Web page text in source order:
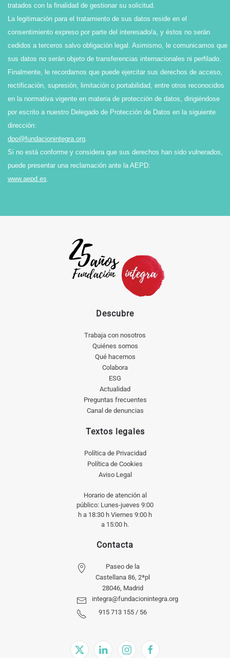
tratados con la finalidad de gestionar su solicitud.
La legitimación para el tratamiento de sus datos reside en el
consentimiento expreso por parte del interesado/a, y éstos no serán
cedidos a terceros salvo obligación legal. Asimismo, le comunicamos que
sus datos no serán objeto de transferencias internacionales ni perfilado.
Finalmente, le recordamos que puede ejercitar sus derechos de acceso,
rectificación, supresión, limitación o portabilidad, entre otros reconocidos
en la normativa vigente en materia de protección de datos, dirigiéndose
por escrito a nuestro Delegado de Protección de Datos en la siguiente
dirección:
dpo@fundacionintegra.org
Si no está conforme y considera que sus derechos han sido vulnerados,
puede presentar una reclamación ante la AEPD:
www.aepd.es
Descubre
Trabaja con nosotros
Quiénes somos
Qué hacemos
Colabora
ESG
Actualidad
Preguntas frecuentes
Canal de denuncias
Textos legales
Política de Privacidad
Política de Cookies
Aviso Legal
Horario de atención al
público: Lunes-jueves 9:00
h a 18:30 h Viernes 9:00 h
a 15:00 h.
Contacta
Paseo de la
Castellana 86, 2ªpl
28046, Madrid
integra@fundacionintegra.org
915 713 155 / 56